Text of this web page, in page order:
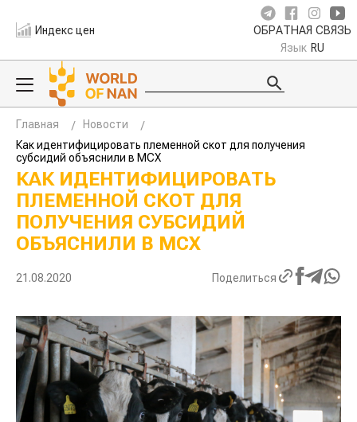
Индекс цен ОБРАТНАЯ СВЯЗЬ
Язык RU
Главная
Новости
Как идентифицировать племенной скот для получения
субсидий объяснили в МСХ
КАК ИДЕНТИФИЦИРОВАТЬ
ПЛЕМЕННОЙ СКОТ ДЛЯ
ПОЛУЧЕНИЯ СУБСИДИЙ
ОБЪЯСНИЛИ В МСХ
21.08.2020 Поделиться